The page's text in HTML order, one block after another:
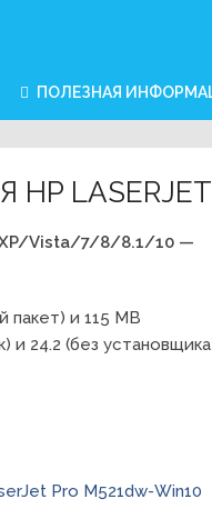
ПОЛЕЗНАЯ
LASERJET
Vista/7/8/8.1/10 —
пакет) и 115 MB
и 24.2 (без
Pro M521dw-Win10